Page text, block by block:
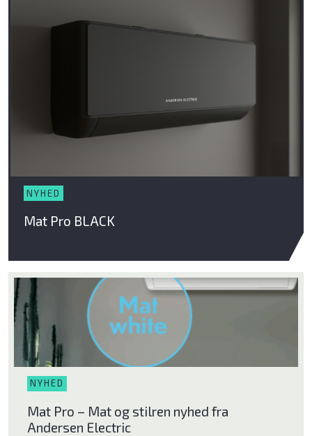
Kontakt
Varmepumpeguide
NYHED
Mat Pro BLACK
NYHED
Mat Pro – Mat og stilren nyhed fra
Andersen Electric